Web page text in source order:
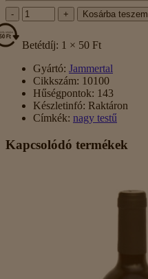
- + Kosárba teszem
Betétdíj: 1 × 50 Ft
Gyártó: Jammertal
Cikkszám: 10100
Hűségpontok: 143
Készletinfó: Raktáron
Címkék: nagy testű
Kapcsolódó termékek